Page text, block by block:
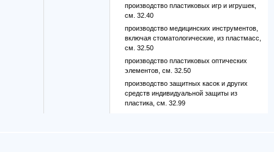
производство пластиковых игр и игрушек,
см. 32.40
производство медицинских инструментов,
включая стоматологические, из пластмасс,
см. 32.50
производство пластиковых оптических
элементов, см. 32.50
производство защитных касок и других
средств индивидуальной защиты из
пластика, см. 32.99